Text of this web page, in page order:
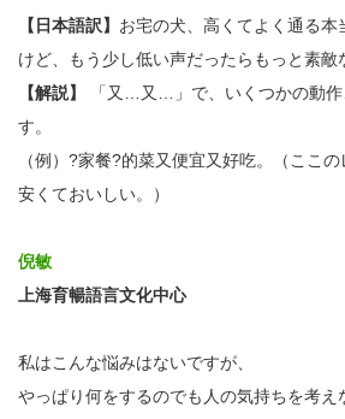
【日本語訳】 お宅の犬、高くてよく通る
けど、もう少し低い声だったらもっと素敵
【解説】
「又…又…」で、いくつかの動作
す。
（例）?家餐?的菜又便宜又好吃。（ここの
安くておいしい。）
倪敏
上海育暢語言文化中心
私はこんな悩みはないですが、
やっぱり何をするのでも人の気持ちを考え